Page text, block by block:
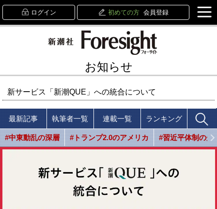
ログイン 初めての方 会員登録
お知らせ
新サービス「新潮QUE」への統合について
最新記事 執筆者一覧 連載一覧 ランキング
#中東動乱の深層 #トランプ2.0のアメリカ #習近平体制の光